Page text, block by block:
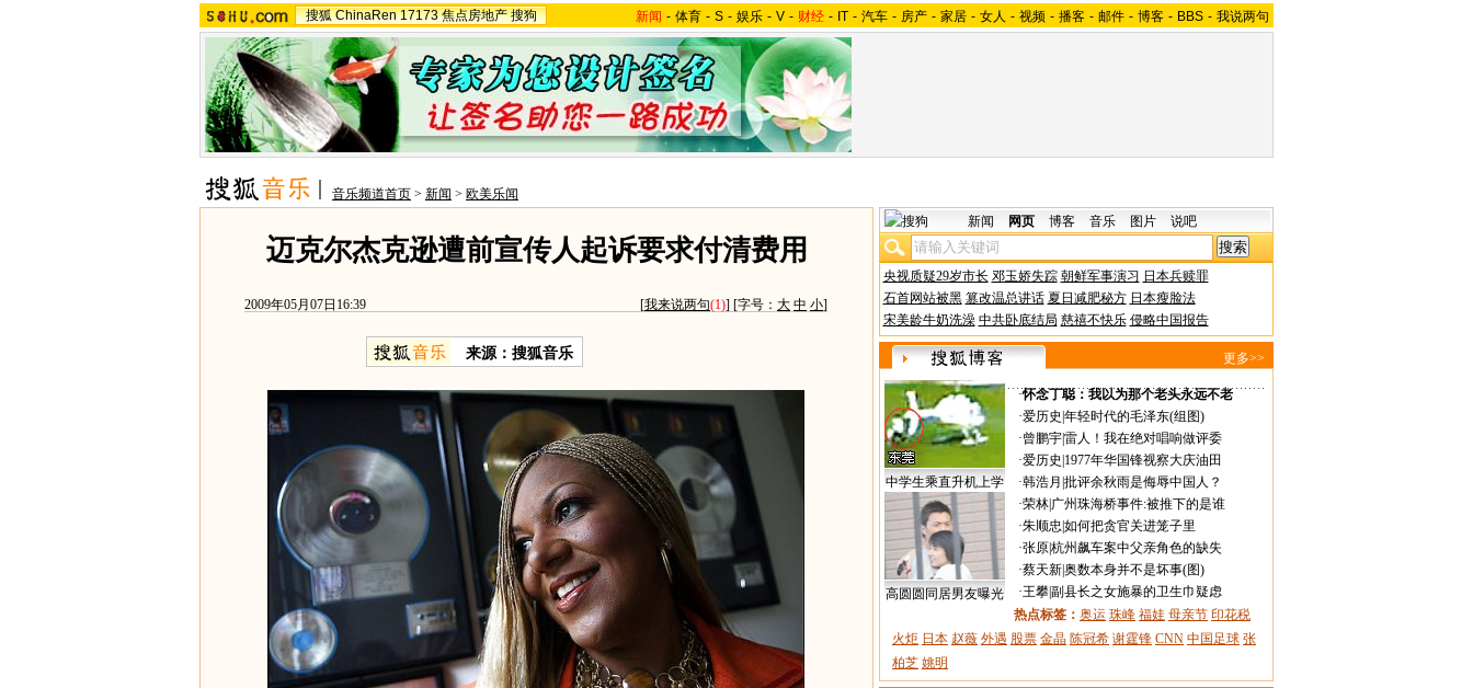
搜狐 ChinaRen 17173 焦点房地产 搜狗 新闻 - 体育 - S - 娱乐 - V - 财经 - IT - 汽车 - 房产 - 家居 - 女人 - 视频 - 播客 - 邮件 - 博客 - BBS - 我说两句
音乐频道首页 > 新闻 > 欧美乐闻
迈克尔杰克逊遭前宣传人起诉要求付清费用
2009年05月07日16:39 [我来说两句(1)] [字号： 大 中 小]
来源： 搜狐音乐
新闻 网页 博客 音乐 图片 说吧
央视质疑29岁市长 邓玉娇失踪 朝鲜军事演习 日本兵赎罪
石首网站被黑 篡改温总讲话 夏日减肥秘方 日本瘦脸法
宋美龄牛奶洗澡 中共卧底结局 慈禧不快乐 侵略中国报告
更多>>
中学生乘直升机上学
高圆圆同居男友曝光
·怀念丁聪：我以为那个老头永远不老
·爱历史 年轻时代的毛泽东(组图)
·曾鹏宇|雷人！我在绝对唱响做评委
·爱历史 1977年华国锋视察大庆油田
·韩浩月 批评余秋雨是侮辱中国人？
·荣林| 广州珠海桥事件:被推下的是谁
·朱顺忠 如何把贪官关进笼子里
·张原|杭州飙车案中父亲角色的缺失
·蔡天新|奥数本身并不是坏事(图)
·王攀|副县长之女施暴的卫生巾疑虑
热点标签： 奥运 珠峰 福娃 母亲节 印花税
火炬 日本 赵薇 外遇 股票 金晶 陈冠希 谢霆锋 CNN 中国足球 张
柏芝 姚明